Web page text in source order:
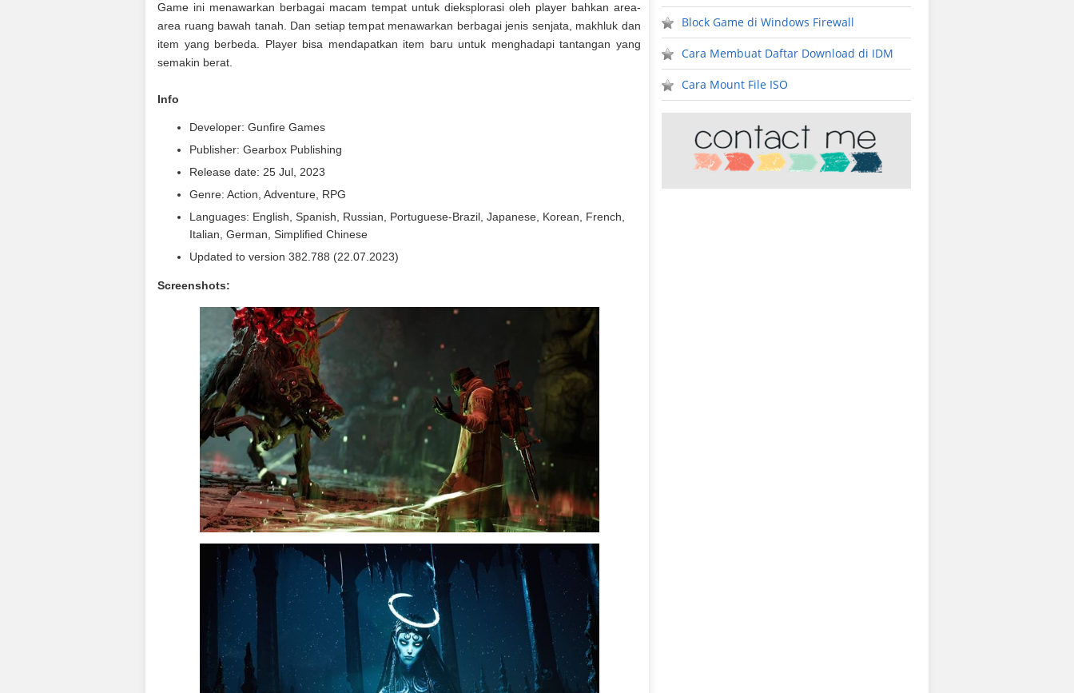
Game ini menawarkan berbagai macam tempat untuk dieksplorasi oleh player bahkan area-
area ruang bawah tanah. Dan setiap tempat menawarkan berbagai jenis senjata, makhluk dan
item yang berbeda. Player bisa mendapatkan item baru untuk menghadapi tantangan yang
semakin berat.
Info
Developer: Gunfire Games
Publisher: Gearbox Publishing
Release date: 25 Jul, 2023
Genre: Action, Adventure, RPG
Languages: English, Spanish, Russian, Portuguese-Brazil, Japanese, Korean, French,
Italian, German, Simplified Chinese
Updated to version 382.788 (22.07.2023)
Screenshots:
Block Game di Windows Firewall
Cara Membuat Daftar Download di IDM
Cara Mount File ISO